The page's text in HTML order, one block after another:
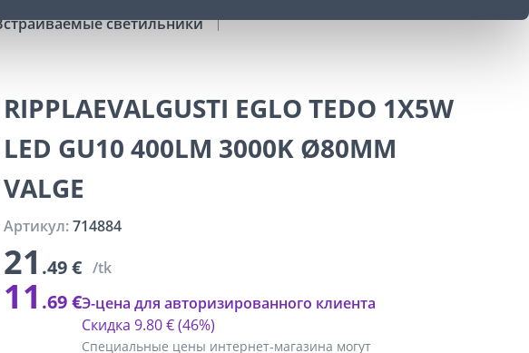
светильники
RIPPLAEVALGUSTI EGLO TEDO 1X5W
LED GU10 400LM 3000K Ø80MM
VALGE
Артикул:714884
21 .49 € /tk
11 .69 €
Специальные цены интернет-магазина могут
Скидка 9.80 €(46%)
Э-цена для авторизированного клиента